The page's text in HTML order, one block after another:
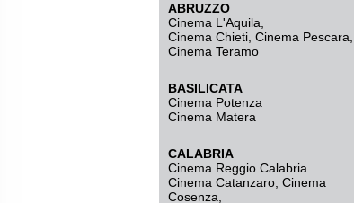
ABRUZZO
Cinema L'Aquila
Cinema Chieti, Cinema Pescara,
Cinema Teramo
BASILICATA
Cinema Potenza
Cinema Matera
CALABRIA
Cinema Reggio Calabria
Cinema Catanzaro Cinema
Cosenza